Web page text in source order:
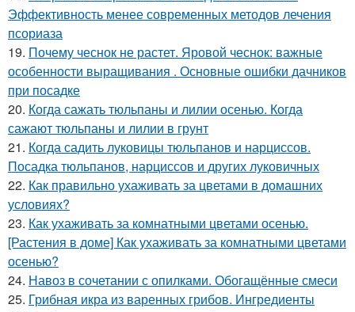
Эффективность менее современных методов лечения
псориаза
19. Почему чеснок не растет. Яровой чеснок: важные
особенности выращивания . Основные ошибки дачников
при посадке
20. Когда сажать тюльпаны и лилии осенью. Когда
сажают тюльпаны и лилии в грунт
21. Когда садить луковицы тюльпанов и нарциссов.
Посадка тюльпанов, нарциссов и других луковичных
22. Как правильно ухаживать за цветами в домашних
условиях?
23. Как ухаживать за комнатными цветами осенью.
[Растения в доме] Как ухаживать за комнатными цветами
осенью?
24. Навоз в сочетании с опилками. Обогащённые смеси
25. Грибная икра из варенных грибов. Ингредиенты